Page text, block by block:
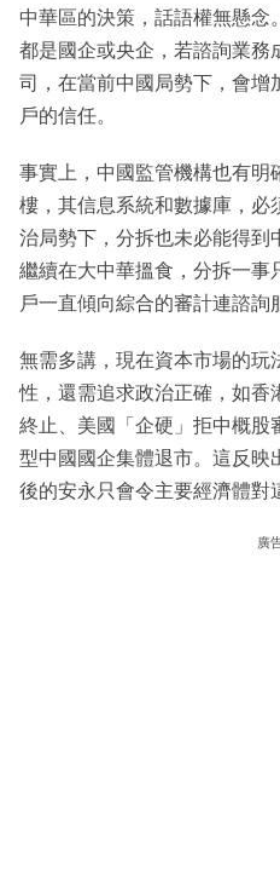
中華區的決策，話語權無懸念
都是國企或央企，若諮詢業務
司，在當前中國局勢下，會增
戶的信任。
事實上，中國監管機構也有明
樓，其信息系統和數據庫，必
治局勢下，分拆也未必能得到
繼續在大中華搵食，分拆一事
戶一直傾向綜合的審計連諮詢
無需多講，現在資本市場的玩
性，還需追求政治正確，如香
終止、美國「企硬」拒中概股
型中國國企集體退市。這反映
後的安永只會令主要經濟體對
廣